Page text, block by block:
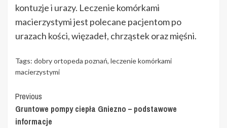
kontuzje i urazy. Leczenie komórkami
macierzystymi jest polecane pacjentom po
urazach kości, więzadeł, chrząstek oraz mięśni.
Tags: dobry ortopeda poznań, leczenie komórkami
macierzystymi
Continue
Reading
Previous
Gruntowe pompy ciepła Gniezno – podstawowe
informacje